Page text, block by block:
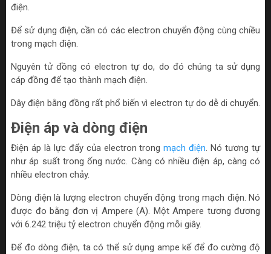
điện.
Để sử dụng điện, cần có các electron chuyển động cùng chiều
trong mạch điện.
Nguyên tử đồng có electron tự do, do đó chúng ta sử dụng
cáp đồng để tạo thành mạch điện.
Dây điện bằng đồng rất phổ biến vì electron tự do dễ di chuyển.
Điện áp và dòng điện
Điện áp là lực đẩy của electron trongmạch điện. Nó tương tự
như áp suất trong ống nước. Càng có nhiều điện áp, càng có
nhiều electron chảy.
Dòng điện là lượng electron chuyển động trong mạch điện. Nó
được đo bằng đơn vị Ampere (A). Một Ampere tương đương
với 6.242 triệu tỷ electron chuyển động mỗi giây.
Để đo dòng điện, ta có thể sử dụng ampe kế để đo cường độ